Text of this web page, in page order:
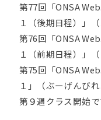
第77回「ONSA
１（後期日程）」（
第76回「ONSA
１（前期日程）」
第75回「ONSA
１」（ぶーげんびれ
第９週クラス開始